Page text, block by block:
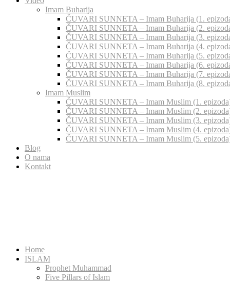
Imam Buharija
ČUVARI SUNNETA – Imam Buharija (1.
ČUVARI SUNNETA – Imam Buharija (2.
ČUVARI SUNNETA – Imam Buharija (3.
ČUVARI SUNNETA – Imam Buharija (4.
ČUVARI SUNNETA – Imam Buharija (5.
ČUVARI SUNNETA – Imam Buharija (6.
ČUVARI SUNNETA – Imam Buharija (7.
ČUVARI SUNNETA – Imam Buharija (8.
Imam Muslim
ČUVARI SUNNETA – Imam Muslim (1.
ČUVARI SUNNETA – Imam Muslim (2.
ČUVARI SUNNETA – Imam Muslim (3.
ČUVARI SUNNETA – Imam Muslim (4.
ČUVARI SUNNETA – Imam Muslim (5.
Blog
O nama
Kontakt
Home
ISLAM
Prophet Muhammad
Five Pillars of Islam